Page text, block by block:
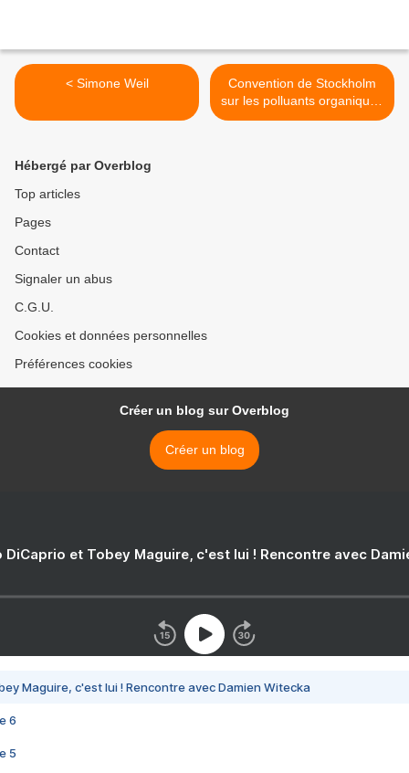
< Simone Weil
Convention de Stockholm
sur les polluants organiques
persistants >
Hébergé par Overblog
Top articles
Pages
Contact
Signaler un abus
C.G.U.
Cookies et données personnelles
Préférences cookies
Créer un blog sur Overblog
Créer un blog
DiCaprio et Tobey Maguire, c'est lui ! Rencontre avec
Maguire, c'est lui ! Rencontre avec Damien Witecka
6
5